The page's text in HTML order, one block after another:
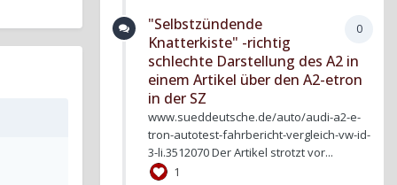
0
"Selbstzündende
Knatterkiste" -richtig
schlechte Darstellung des A2 in
einem Artikel über den A2-etron
in der SZ
www.sueddeutsche.de/auto/audi-a2-e-
tron-autotest-fahrbericht-vergleich-vw-id-
3-li.3512070 Der Artikel strotzt vor...
1